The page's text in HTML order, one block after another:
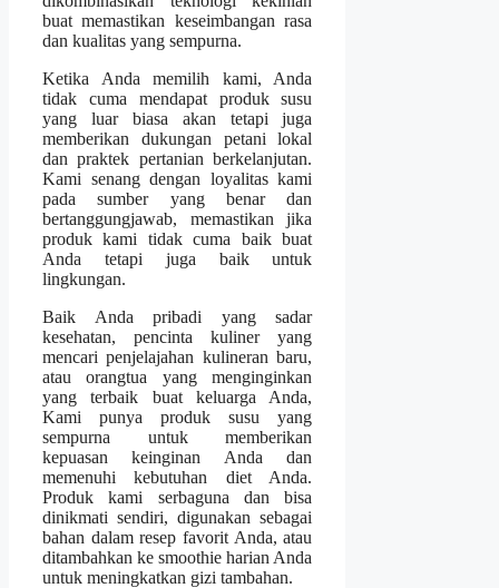
buat memastikan keseimbangan rasa
dan kualitas yang sempurna.
Ketika Anda memilih kami, Anda
tidak cuma mendapat produk susu
yang luar biasa akan tetapi juga
memberikan dukungan petani lokal
dan praktek pertanian berkelanjutan.
Kami senang dengan loyalitas kami
pada sumber yang benar dan
bertanggungjawab, memastikan jika
produk kami tidak cuma baik buat
Anda tetapi juga baik untuk
lingkungan.
Baik Anda pribadi yang sadar
kesehatan, pencinta kuliner yang
mencari penjelajahan kulineran baru,
atau orangtua yang menginginkan
yang terbaik buat keluarga Anda,
Kami punya produk susu yang
sempurna untuk memberikan
kepuasan keinginan Anda dan
memenuhi kebutuhan diet Anda.
Produk kami serbaguna dan bisa
dinikmati sendiri, digunakan sebagai
bahan dalam resep favorit Anda, atau
ditambahkan ke smoothie harian Anda
untuk meningkatkan gizi tambahan.